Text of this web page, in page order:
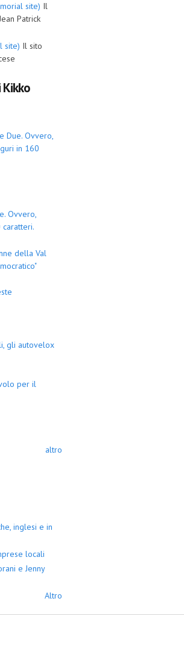
site) Il
Patrick
site) Il sito
Kikko
Due. Ovvero,
in 160
Ovvero,
della Val
gli autovelox
per il
altro
inglesi e in
locali
e Jenny
Altro